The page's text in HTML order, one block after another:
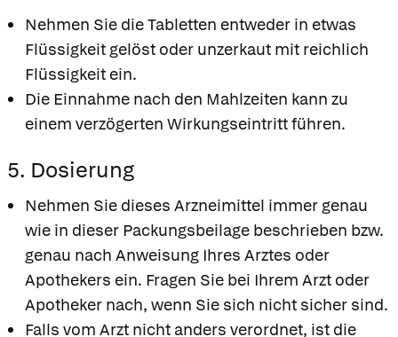
Nehmen Sie die Tabletten entweder in etwas
Flüssigkeit gelöst oder unzerkaut mit reichlich
Flüssigkeit ein.
Die Einnahme nach den Mahlzeiten kann zu
einem verzögerten Wirkungseintritt führen.
5. Dosierung
Nehmen Sie dieses Arzneimittel immer genau
wie in dieser Packungsbeilage beschrieben bzw.
genau nach Anweisung Ihres Arztes oder
Apothekers ein. Fragen Sie bei Ihrem Arzt oder
Apotheker nach, wenn Sie sich nicht sicher sind.
Falls vom Arzt nicht anders verordnet, ist die